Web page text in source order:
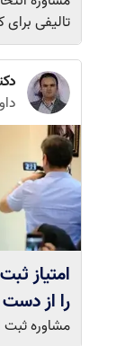
تالیفی
امتیاز
را از
مشاوره ثبت